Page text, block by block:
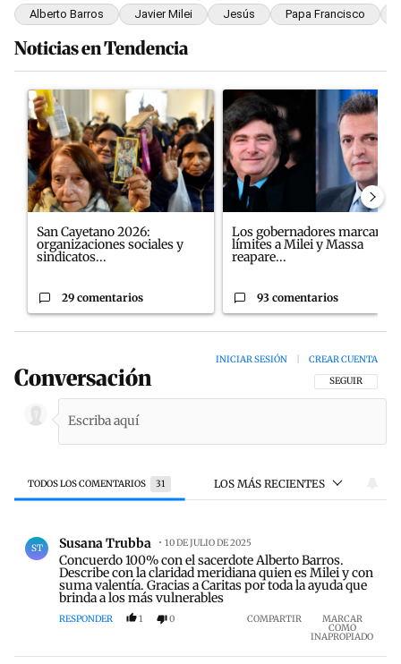
Alberto Barros Javier Milei Jesús Papa Francisco
Noticias en Tendencia
Este listado muestra los artículos con más comentarios en los
Un artículo de tendencia con el título "San Cayetano 2026:
San Cayetano 2026:
organizaciones sociales y
sindicatos...
29 comentarios
Un artículo de tendencia con
Los gobernadores marcan
límites a Milei y Massa
reapare...
93 comentarios
Conversación SIGA ESTA
SEGUIR
INICIAR SESIÓN CREAR CUENTA
TODOS LOS COMENTARIOS 31 LOS MÁS RECIENTES
Todos los comentarios
ST Susana Trubba 10 DE JULIO DE 2025
Concuerdo 100% con el sacerdote Alberto Barros.
Describe con la claridad meridiana quien es Milei y con
suma valentía. Gracias a Caritas por toda la ayuda que
brinda a los más vulnerables
RESPONDER 1 0 COMPARTIR MARCAR
COMO
INAPROPIADO